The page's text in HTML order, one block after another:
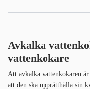
Avkalka
vattenkokare
Att avkalka vattenkokaren
att den ska upprätthålla sin